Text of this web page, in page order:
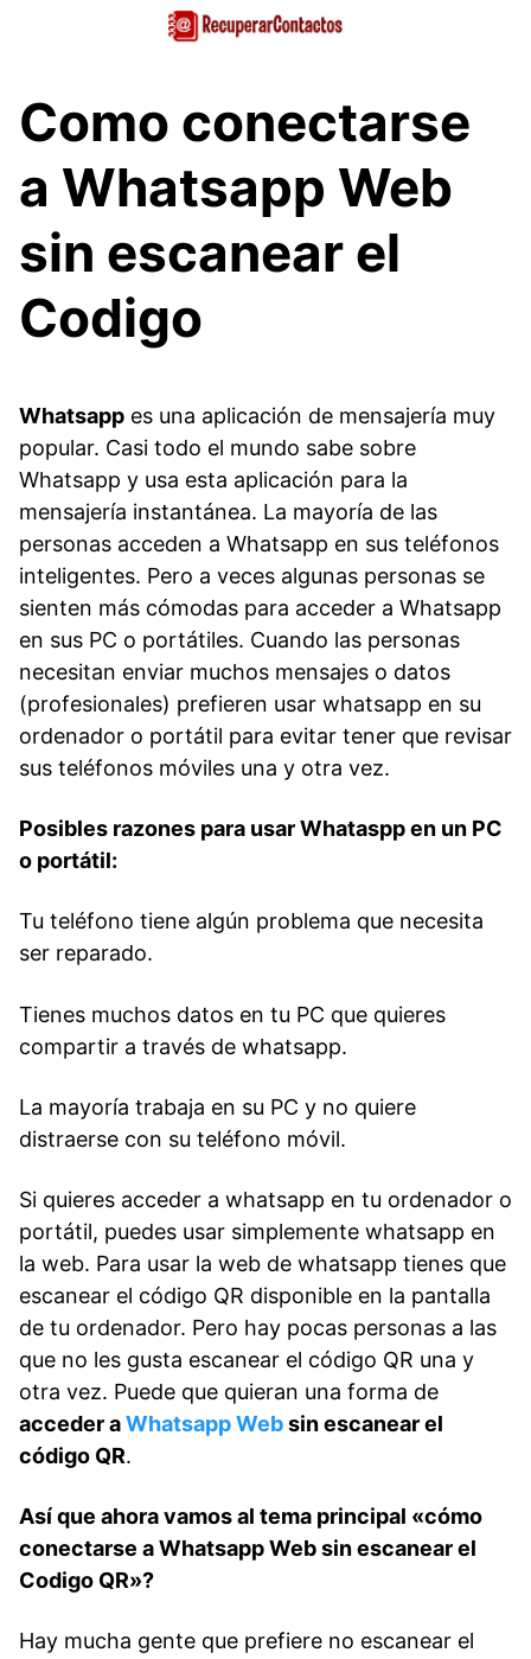
Como conectarse
a Whatsapp Web
sin escanear el
Codigo
Whatsapp es una aplicación de mensajería muy
popular. Casi todo el mundo sabe sobre
Whatsapp y usa esta aplicación para la
mensajería instantánea. La mayoría de las
personas acceden a Whatsapp en sus teléfonos
inteligentes. Pero a veces algunas personas se
sienten más cómodas para acceder a Whatsapp
en sus PC o portátiles. Cuando las personas
necesitan enviar muchos mensajes o datos
(profesionales) prefieren usar whatsapp en su
ordenador o portátil para evitar tener que revisar
sus teléfonos móviles una y otra vez.
Posibles razones para usar Whataspp en un PC
o portátil:
Tu teléfono tiene algún problema que necesita
ser reparado.
Tienes muchos datos en tu PC que quieres
compartir a través de whatsapp.
La mayoría trabaja en su PC y no quiere
distraerse con su teléfono móvil.
Si quieres acceder a whatsapp en tu ordenador o
portátil, puedes usar simplemente whatsapp en
la web. Para usar la web de whatsapp tienes que
escanear el código QR disponible en la pantalla
de tu ordenador. Pero hay pocas personas a las
que no les gusta escanear el código QR una y
otra vez. Puede que quieran una forma de
acceder aWhatsapp Websin escanear el
código QR.
Así que ahora vamos al tema principal «cómo
conectarse a Whatsapp Web sin escanear el
Codigo QR»?
Hay mucha gente que prefiere no escanear el